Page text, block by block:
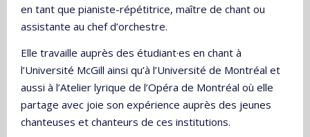
en tant que pianiste-répétitrice, maître de chant ou
assistante au chef d’orchestre.
Elle travaille auprès des étudiant·es en chant à
l’Université McGill ainsi qu’à l’Université de Montréal et
aussi à l’Atelier lyrique de l’Opéra de Montréal où elle
partage avec joie son expérience auprès des jeunes
chanteuses et chanteurs de ces institutions.